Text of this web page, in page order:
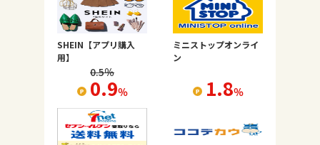
SHEIN【アプリ購入
用】
0.5％
0.9％
ミニストップオンライ
ン
1.8％